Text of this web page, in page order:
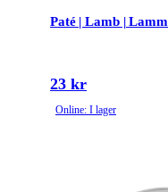
Paté | Lamb | Lamm
23 kr
Online: I lager